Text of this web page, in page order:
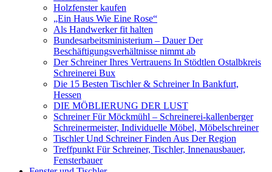
Holzfenster kaufen
„Ein Haus Wie Eine Rose“
Als Handwerker fit halten
Bundesarbeitsministerium – Dauer Der
Beschäftigungsverhältnisse nimmt ab
Der Schreiner Ihres Vertrauens In Stödtlen Ostalbkreis
Schreinerei Bux
Die 15 Besten Tischler & Schreiner In Bankfurt,
Hessen
DIE MÖBLIERUNG DER LUST
Schreiner Für Möckmühl – Schreinerei-kallenberger
Schreinermeister, Individuelle Möbel, Möbelschreiner
Tischler Und Schreiner Finden Aus Der Region
Treffpunkt Für Schreiner, Tischler, Innenausbauer,
Fensterbauer